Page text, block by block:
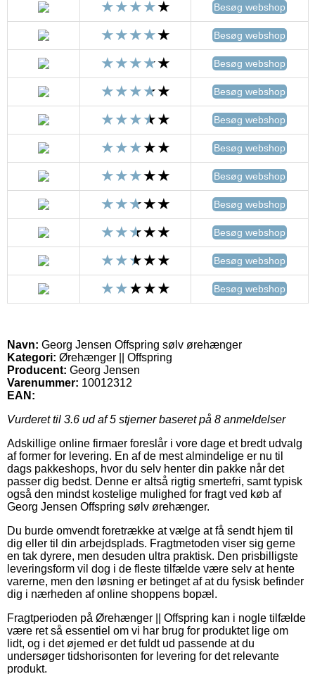
Besøg webshop
Besøg webshop
Besøg webshop
Besøg webshop
Besøg webshop
Besøg webshop
Besøg webshop
Besøg webshop
Besøg webshop
Besøg webshop
Besøg webshop
Navn: Georg Jensen Offspring sølv ørehænger
Kategori: Ørehænger || Offspring
Producent: Georg Jensen
Varenummer: 10012312
EAN:
Vurderet til 3.6 ud af 5 stjerner baseret på 8 anmeldelser
Adskillige online firmaer foreslår i vore dage et bredt udvalg
af former for levering. En af de mest almindelige er nu til
dags pakkeshops, hvor du selv henter din pakke når det
passer dig bedst. Denne er altså rigtig smertefri, samt typisk
også den mindst kostelige mulighed for fragt ved køb af
Georg Jensen Offspring sølv ørehænger.
Du burde omvendt foretrække at vælge at få sendt hjem til
dig eller til din arbejdsplads. Fragtmetoden viser sig gerne
en tak dyrere, men desuden ultra praktisk. Den prisbilligste
leveringsform vil dog i de fleste tilfælde være selv at hente
varerne, men den løsning er betinget af at du fysisk befinder
dig i nærheden af online shoppens bopæl.
Fragtperioden på Ørehænger || Offspring kan i nogle tilfælde
være ret så essentiel om vi har brug for produktet lige om
lidt, og i det øjemed er det fuldt ud passende at du
undersøger tidshorisonten for levering for det relevante
produkt.